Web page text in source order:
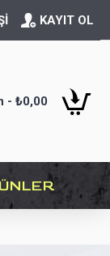
KAYIT OL
- ₺0,00